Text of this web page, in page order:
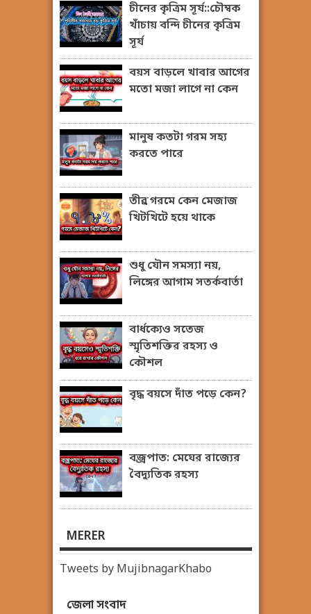
চীনের কৃত্রিম সূর্য::চৌম্বক
খাঁচায় বন্দি চীনের কৃত্রিম
সূর্য
বয়স বাড়লে খাবার আগের
মতো মজা লাগে না কেন
মানুষ কতটা গরম সহ্য
করতে পারে
তীব্র গরমে কেন মেজাজ
খিটখিটে হয়ে থাকে
শুধু যৌন সমস্যা নয়,
লিঙ্গের আগাম সতর্কবার্তা
বার্ধক্যেও সতেজ
স্মৃতিশক্তির রহস্য ও
কৌশল
বৃদ্ধ বয়সে দাঁত পড়ে কেন?
বজ্রপাত: মেঘের রাজ্যের
বৈদ্যুতিক রহস্য
MERER
Tweets by MujibnagarKhabo
জেলা সংবাদ